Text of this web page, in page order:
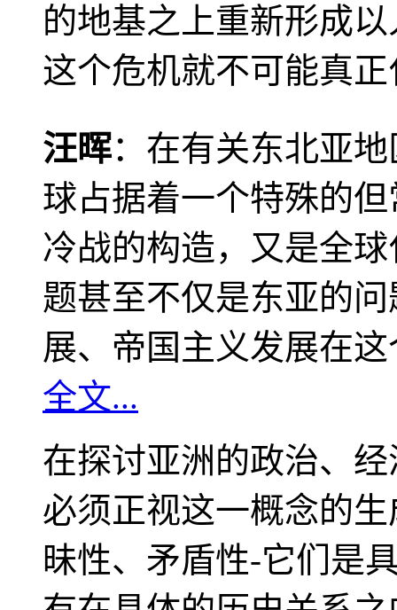
的地基之上重新形成
这个危机就不可能真
汪晖：在有关东北亚
球占据着一个特殊的
冷战的构造，又是全
题甚至不仅是东亚的
展、帝国主义发展在
全文...
在探讨亚洲的政治、
必须正视这一概念的
昧性、矛盾性-它们是